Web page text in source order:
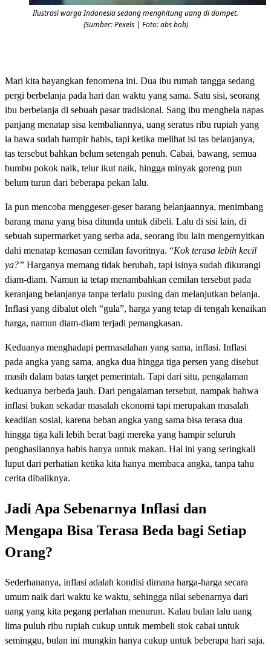
Ilustrasi warga Indonesia sedang menghitung uang di dompet.
(Sumber: Pexels | Foto: abs bob)
Mari kita bayangkan fenomena ini. Dua ibu rumah tangga sedang
pergi berbelanja pada hari dan waktu yang sama. Satu sisi, seorang
ibu berbelanja di sebuah pasar tradisional. Sang ibu menghela napas
panjang menatap sisa kembaliannya, uang seratus ribu rupiah yang
ia bawa sudah hampir habis, tapi ketika melihat isi tas belanjanya,
tas tersebut bahkan belum setengah penuh. Cabai, bawang, semua
bumbu pokok naik, telur ikut naik, hingga minyak goreng pun
belum turun dari beberapa pekan lalu.
Ia pun mencoba menggeser-geser barang belanjaannya, menimbang
barang mana yang bisa ditunda untuk dibeli. Lalu di sisi lain, di
sebuah supermarket yang serba ada, seorang ibu lain mengernyitkan
dahi menatap kemasan cemilan favoritnya. “Kok terasa lebih kecil
ya?” Harganya memang tidak berubah, tapi isinya sudah dikurangi
diam-diam. Namun ia tetap menambahkan cemilan tersebut pada
keranjang belanjanya tanpa terlalu pusing dan melanjutkan belanja.
Inflasi yang dibalut oleh “gula”, harga yang tetap di tengah kenaikan
harga, namun diam-diam terjadi pemangkasan.
Keduanya menghadapi permasalahan yang sama, inflasi. Inflasi
pada angka yang sama, angka dua hingga tiga persen yang disebut
masih dalam batas target pemerintah. Tapi dari situ, pengalaman
keduanya berbeda jauh. Dari pengalaman tersebut, nampak bahwa
inflasi bukan sekadar masalah ekonomi tapi merupakan masalah
keadilan sosial, karena beban angka yang sama bisa terasa dua
hingga tiga kali lebih berat bagi mereka yang hampir seluruh
penghasilannya habis hanya untuk makan. Hal ini yang seringkali
luput dari perhatian ketika kita hanya membaca angka, tanpa tahu
cerita dibaliknya.
Jadi Apa Sebenarnya Inflasi dan
Mengapa Bisa Terasa Beda bagi Setiap
Orang?
Sederhananya, inflasi adalah kondisi dimana harga-harga secara
umum naik dari waktu ke waktu, sehingga nilai sebenarnya dari
uang yang kita pegang perlahan menurun. Kalau bulan lalu uang
lima puluh ribu rupiah cukup untuk membeli stok cabai untuk
seminggu, bulan ini mungkin hanya cukup untuk beberapa hari saja.